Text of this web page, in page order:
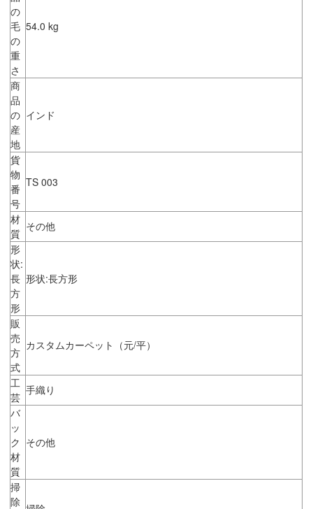
の
毛
の
重
さ
54.0 kg
商
品
の
産
地
インド
貨
物
番
号
TS 003
材
質
その他
形
状:
長
方
形
形状:長方形
販
売
方
式
カスタムカーペット（元/平）
工
芸
手織り
バ
ッ
ク
材
質
その他
掃
除